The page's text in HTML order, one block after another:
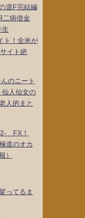
道F完結編
二病借金
生
ト！全米が
イト絶
のニート
仙人仙女の
人的まと
FX！
道のオカ
）
ってるま